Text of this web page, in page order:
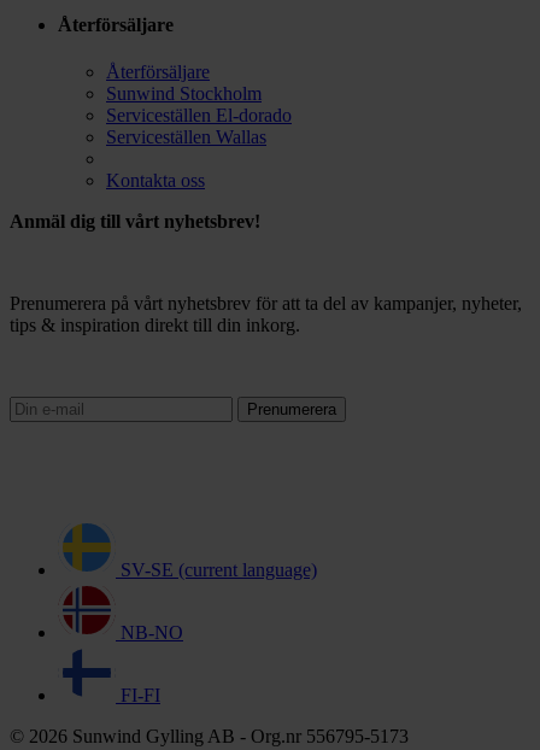
Återförsäljare
Återförsäljare
Sunwind Stockholm
Serviceställen El-dorado
Serviceställen Wallas
Kontakta oss
Anmäl dig till vårt nyhetsbrev!
Prenumerera på vårt nyhetsbrev för att ta del av kampanjer, nyheter,
tips & inspiration direkt till din inkorg.
Prenumerera
SV-SE (current language)
NB-NO
FI-FI
© 2026 Sunwind Gylling AB - Org.nr 556795-5173